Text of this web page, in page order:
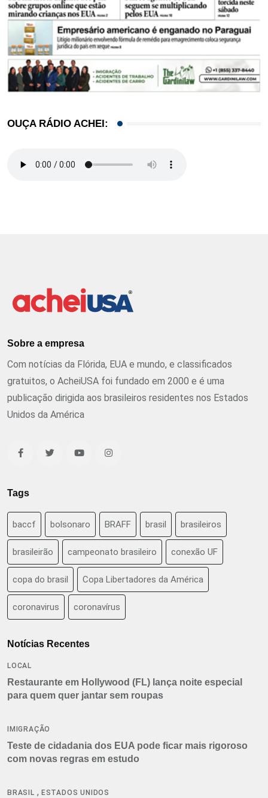
OUÇA RÁDIO ACHEI:
Sobre a empresa
Com notícias da Flórida, EUA e mundo, e classificados
gratuitos, o AcheiUSA foi fundado em 2000 e é uma
publicação dirigida aos brasileiros residentes nos Estados
Unidos da América
Tags
baccf bolsonaro BRAFF brasil brasileiros
brasileirão campeonato brasileiro conexão UF
copa do brasil Copa Libertadores da América
coronavirus coronavírus
Notícias Recentes
LOCAL
Restaurante em Hollywood (FL) lança noite especial
para quem quer jantar sem roupas
IMIGRAÇÃO
Teste de cidadania dos EUA pode ficar mais rigoroso
com novas regras em estudo
BRASIL , ESTADOS UNIDOS